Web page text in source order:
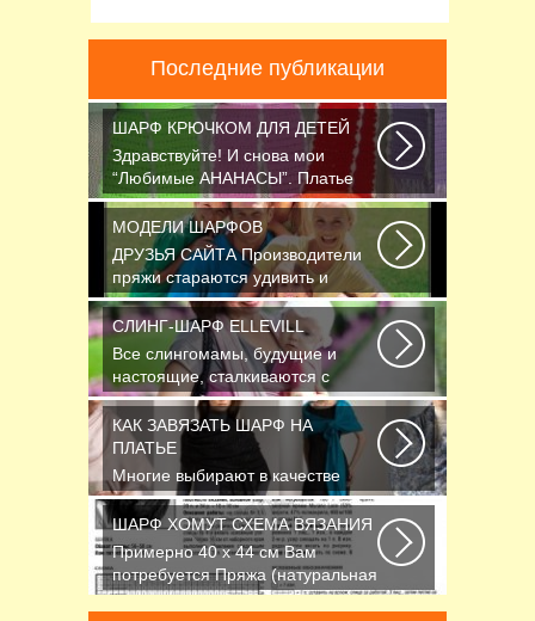
Последние публикации
ШАРФ КРЮЧКОМ ДЛЯ ДЕТЕЙ
Здравствуйте! И снова мои
“Любимые АНАНАСЫ”. Платье
связано крючком 1.75...
МОДЕЛИ ШАРФОВ
ДРУЗЬЯ САЙТА Производители
пряжи стараются удивить и
облегчить труд вязальщицам...
СЛИНГ-ШАРФ ELLEVILL
Все слингомамы, будущие и
настоящие, сталкиваются с
проблемой выбора слинга...
КАК ЗАВЯЗАТЬ ШАРФ НА
ПЛАТЬЕ
Многие выбирают в качестве
аксессуара красивый платок или
шарфик, однако...
ШАРФ ХОМУТ СХЕМА ВЯЗАНИЯ
Примерно 40 х 44 см Вам
потребуется Пряжа (натуральная
шерсть, альпака...